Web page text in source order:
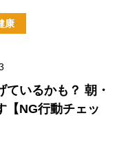
康
ているかも？ 朝・
【NG行動チェッ